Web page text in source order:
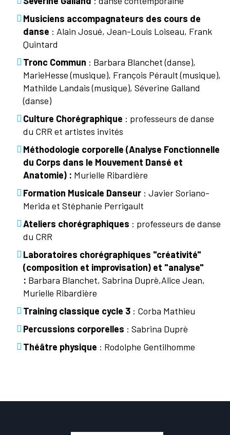
Musiciens accompagnateurs des cours de
danse : Alain Josué, Jean-Louis Loiseau, Frank
Quintard
Tronc Commun : Barbara Blanchet (danse),
MarieHesse (musique), François Pérault (musique),
Mathilde Landais (musique), Séverine Galland
(danse)
Culture Chorégraphique : professeurs de danse
du CRR et artistes invités
Méthodologie corporelle (Analyse Fonctionnelle
du Corps dans le Mouvement Dansé et
Anatomie) : Murielle Ribardière
Formation Musicale Danseur : Javier Soriano-
Merida et Stéphanie Perrigault
Ateliers chorégraphiques : professeurs de danse
du CRR
Laboratoires chorégraphiques "créativité"
(composition et improvisation) et "analyse"
: Barbara Blanchet, Sabrina Duprè,Alice Jean,
Murielle Ribardière
Training classique cycle 3 : Corba Mathieu
Percussions corporelles : Sabrina Duprè
Théâtre physique : Rodolphe Gentilhomme